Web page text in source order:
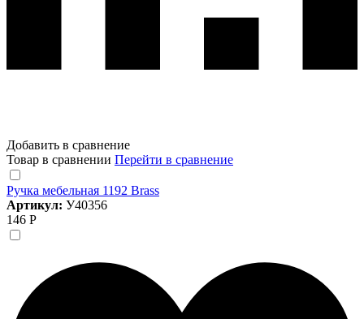
Добавить в сравнение
Товар в сравнении Перейти в сравнение
Ручка мебельная 1192 Brass
Артикул: У40356
146 Р